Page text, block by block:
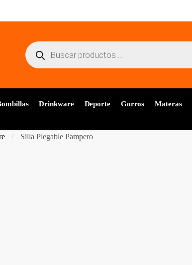
Búsqueda
de
productos
Drinkware Deporte Gorros Materas
/ Silla Plegable Pampero